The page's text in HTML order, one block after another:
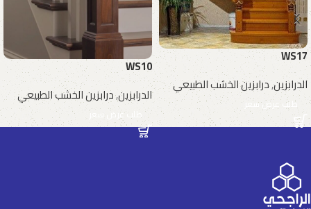
WS17
الدرابزين,درابزين الخشب الطبيعي
طلب عرض سعر
WS10
الدرابزين,درابزين الخشب الطبيعي
طلب عرض سعر